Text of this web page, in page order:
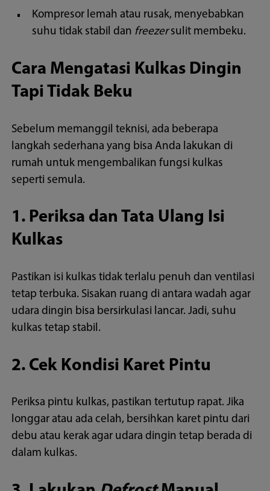
Kompresor lemah atau rusak, menyebabkan
suhu tidak stabil dan freezersulit membeku.
Cara Mengatasi Kulkas Dingin
Tapi Tidak Beku
Sebelum memanggil teknisi, ada beberapa
langkah sederhana yang bisa Anda lakukan di
rumah untuk mengembalikan fungsi kulkas
seperti semula.
1. Periksa dan Tata Ulang Isi
Kulkas
Pastikan isi kulkas tidak terlalu penuh dan ventilasi
tetap terbuka. Sisakan ruang di antara wadah agar
udara dingin bisa bersirkulasi lancar. Jadi, suhu
kulkas tetap stabil.
2. Cek Kondisi Karet Pintu
Periksa pintu kulkas, pastikan tertutup rapat. Jika
longgar atau ada celah, bersihkan karet pintu dari
debu atau kerak agar udara dingin tetap berada di
dalam kulkas.